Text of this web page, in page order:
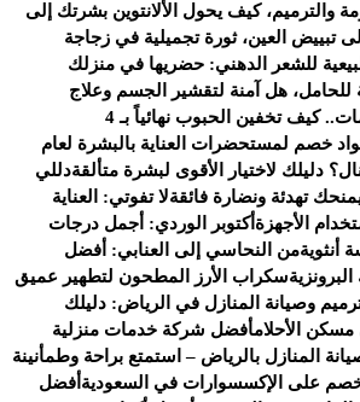
والترميم، كيف يحول الألانتوين بشرتك إلى
تبييض العين، ثورة تجميلية في زجاجة
للشعر الدهني: حضريها في منزلك
للحامل، هل آمنة لتقشير الجسم وعلاج
سر مكياج النجمات.. كيف تخفين الحبوب نهائياً بـ 4
خصم لمستحضرات العناية بالبشرة لعام
دليلك لاختيار الأقوى لبشرة متألقةدللي
تهدئة ونضارة فائقةلا تفوتي: العناية
الأجهزة أكتوبر الوردي: أجمل درجات
أنثويةمن النحاسي إلى العنابي: أفضل
سكراب الأرز المطحون لتطهير عميق
وصيانة المنازل في الرياض: دليلك
مسكن الأحلامأفضل شركة خدمات منزلية
المنازل بالرياض – استمتع براحة وطمأنينة
على الإكسسوارات في السعودية أفضل